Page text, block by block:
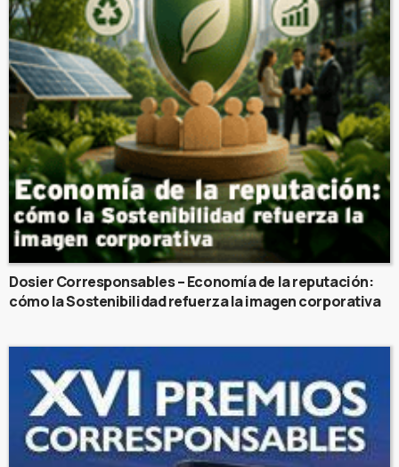
Dosier Corresponsables – Economía de la reputación:
cómo la Sostenibilidad refuerza la imagen corporativa